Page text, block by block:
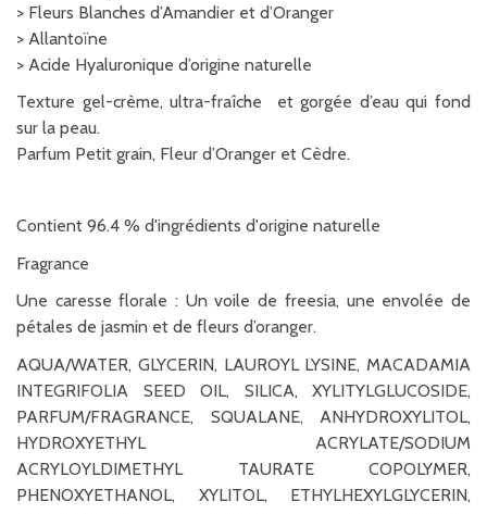
> Fleurs Blanches d’Amandier et d’Oranger
> Allantoïne
> Acide Hyaluronique d’origine naturelle
Texture gel-crème, ultra-fraîche et gorgée d’eau qui fond
sur la peau.
Parfum Petit grain, Fleur d’Oranger et Cèdre.
Contient 96.4 % d'ingrédients d'origine naturelle
Fragrance
Une caresse florale : Un voile de freesia, une envolée de
pétales de jasmin et de fleurs d’oranger.
AQUA/WATER, GLYCERIN, LAUROYL LYSINE, MACADAMIA
INTEGRIFOLIA SEED OIL, SILICA, XYLITYLGLUCOSIDE,
PARFUM/FRAGRANCE, SQUALANE, ANHYDROXYLITOL,
HYDROXYETHYL ACRYLATE/SODIUM
ACRYLOYLDIMETHYL TAURATE COPOLYMER,
PHENOXYETHANOL, XYLITOL, ETHYLHEXYLGLYCERIN,